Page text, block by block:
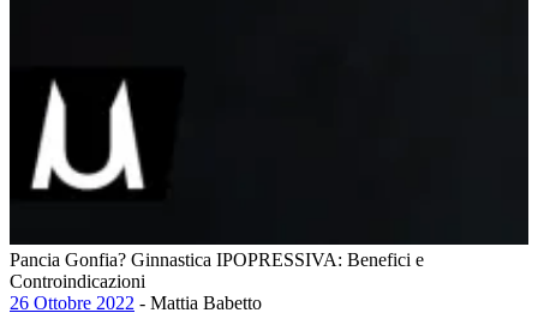
Pancia Gonfia? Ginnastica IPOPRESSIVA: Benefici e
Controindicazioni
26 Ottobre 2022 - Mattia Babetto